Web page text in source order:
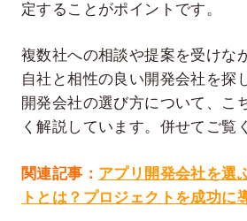
定することがポイントです。
複数社への相談や提案を受けな
自社と相性の良い開発会社を探
開発会社の選び方について、こ
く解説しています。併せてご覧
関連記事： アプリ開発会社を選
トとは？プロジェクトを成功に